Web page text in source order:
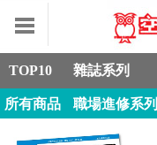
TOP10 雜誌系列
所有商品 職場進修系列